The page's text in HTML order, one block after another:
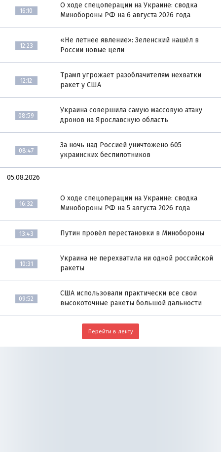
16:10
О ходе спецоперации на Украине: сводка
Минобороны РФ на 6 августа 2026 года
12:23
«Не летнее явление»: Зеленский нашёл в
России новые цели
12:12
Трамп угрожает разоблачителям нехватки
ракет у США
08:59
Украина совершила самую массовую атаку
дронов на Ярославскую область
08:47
За ночь над Россией уничтожено 605
украинских беспилотников
05.08.2026
16:32
О ходе спецоперации на Украине: сводка
Минобороны РФ на 5 августа 2026 года
13:43 Путин провёл перестановки в Минобороны
10:31
Украина не перехватила ни одной российской
ракеты
09:52
США использовали практически все свои
высокоточные ракеты большой дальности
Перейти в ленту